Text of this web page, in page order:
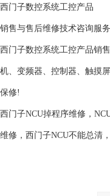
西门子数控系统工控产品
销售与售后维修技术咨询服
西门子数控系统工控产品销
机、变频器、控制器、触摸
保修!
西门子NCU掉程序维修，
维修，西门子NCU不能总清